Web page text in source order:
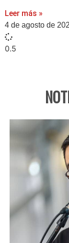
Leer más »
4 de agosto de